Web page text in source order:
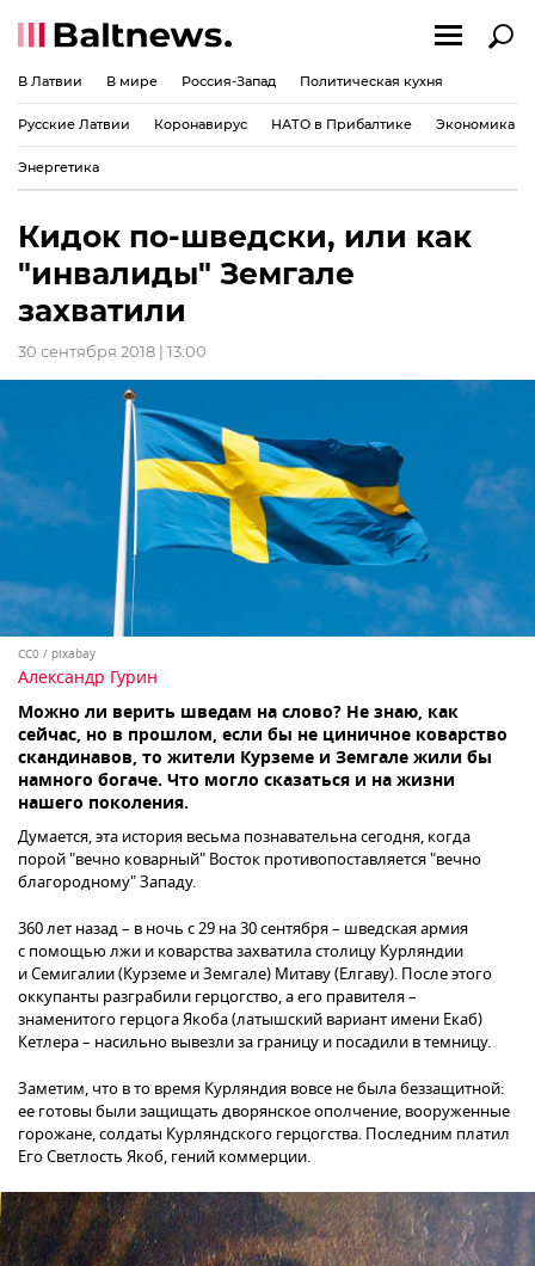
В Латвии В мире Россия-Запад Политическая кухня
Русские Латвии Коронавирус НАТО в Прибалтике Экономика
Энергетика
Кидок по-шведски, или как
"инвалиды" Земгале
захватили
30 сентября 2018 | 13:00
CC0 / pixabay
Александр Гурин
Можно ли верить шведам на слово? Не знаю, как
сейчас, но в прошлом, если бы не циничное коварство
скандинавов, то жители Курземе и Земгале жили бы
намного богаче. Что могло сказаться и на жизни
нашего поколения.
Думается, эта история весьма познавательна сегодня, когда
порой "вечно коварный" Восток противопоставляется "вечно
благородному" Западу.
360 лет назад – в ночь с 29 на 30 сентября – шведская армия
с помощью лжи и коварства захватила столицу Курляндии
и Семигалии (Курземе и Земгале) Митаву (Елгаву). После этого
оккупанты разграбили герцогство, а его правителя –
знаменитого герцога Якоба (латышский вариант имени Екаб)
Кетлера – насильно вывезли за границу и посадили в темницу.
Заметим, что в то время Курляндия вовсе не была беззащитной:
ее готовы были защищать дворянское ополчение, вооруженные
горожане, солдаты Курляндского герцогства. Последним платил
Его Светлость Якоб, гений коммерции.